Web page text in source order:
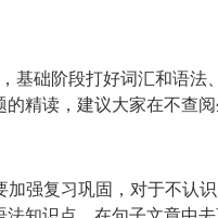
基础阶段打好词汇和语
精读，建议大家在不查
加强复习巩固，对于不认